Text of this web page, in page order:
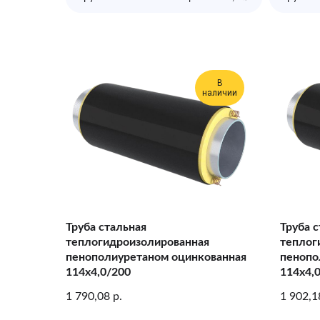
В
наличии
Труба стальная
теплогидроизолированная
пенополиуретаном оцинкованная
114х4,0/200
1 790,08 р.
Труба
1